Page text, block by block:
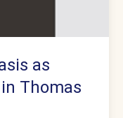
as
Thomas